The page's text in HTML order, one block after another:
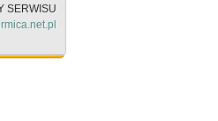
SERWISU